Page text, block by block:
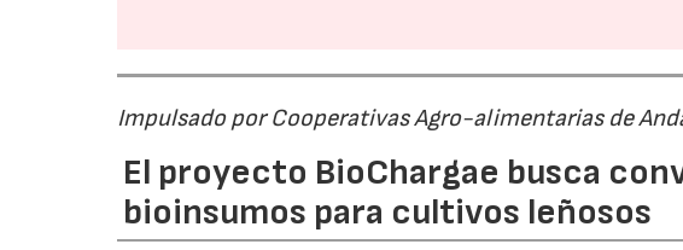
Impulsado por Cooperativas Agro-alimentarias de
El proyecto BioChargae busca
bioinsumos para cultivos leñosos